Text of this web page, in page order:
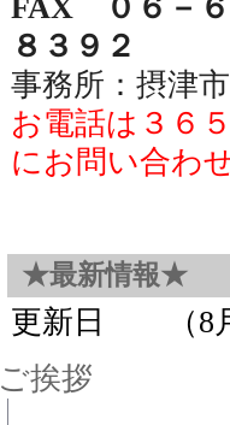
FAX ０６－６
８３９２
事務所：摂津
お電話は３６
にお問い合わ
★最新情報★
更新日 （8
ご挨拶